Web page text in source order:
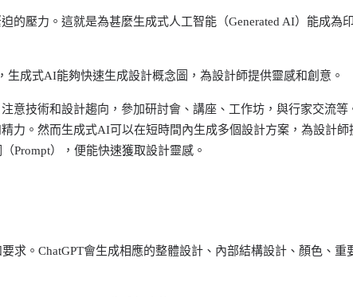
的壓力。這就是為甚麼生成式人工智能（Generated AI）能成為
生成式AI能夠快速生成設計概念圖，為設計師提供靈感和創意。
意技術和設計趨向，參加研討會、講座、工作坊，與行家交流等
力。然而生成式AI可以在短時間內生成多個設計方案，為設計師
Prompt），便能快速獲取設計靈感。
求。ChatGPT會生成相應的整體設計、內部結構設計、顏色、重